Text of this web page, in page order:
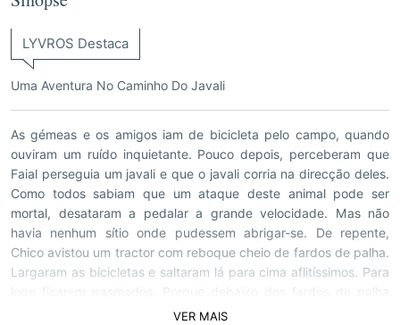
Sinopse
LYVROS Destaca
Uma Aventura No Caminho Do Javali
As gémeas e os amigos iam de bicicleta pelo campo, quando
ouviram um ruído inquietante. Pouco depois, perceberam que
Faial perseguia um javali e que o javali corria na direcção deles.
Como todos sabiam que um ataque deste animal pode ser
mortal, desataram a pedalar a grande velocidade. Mas não
havia nenhum sítio onde pudessem abrigar-se. De repente,
Chico avistou um tractor com reboque cheio de fardos de palha.
Largaram as bicicletas e saltaram lá para cima aflitíssimos. Para
logo ficarem pasmados. Porque debaixo dos fardos de palha
uma voz de mulher cantava: Eu estou, no caminho do javali...
VER MAIS